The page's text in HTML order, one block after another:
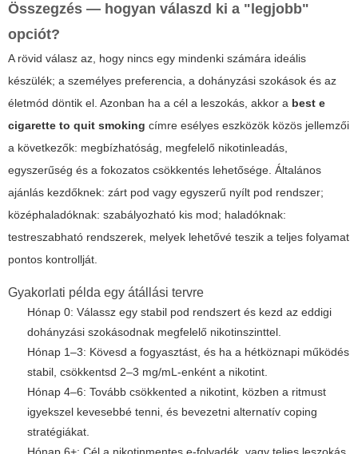
Összegzés — hogyan válaszd ki a "legjobb"
opciót?
A rövid válasz az, hogy nincs egy mindenki számára ideális
készülék; a személyes preferencia, a dohányzási szokások és az
életmód döntik el. Azonban ha a cél a leszokás, akkor a best e
cigarette to quit smoking címre esélyes eszközök közös jellemzői
a következők: megbízhatóság, megfelelő nikotinleadás,
egyszerűség és a fokozatos csökkentés lehetősége. Általános
ajánlás kezdőknek: zárt pod vagy egyszerű nyílt pod rendszer;
középhaladóknak: szabályozható kis mod; haladóknak:
testreszabható rendszerek, melyek lehetővé teszik a teljes folyamat
pontos kontrollját.
Gyakorlati példa egy átállási tervre
Hónap 0: Válassz egy stabil pod rendszert és kezd az eddigi
dohányzási szokásodnak megfelelő nikotinszinttel.
Hónap 1–3: Kövesd a fogyasztást, és ha a hétköznapi működés
stabil, csökkentsd 2–3 mg/mL-enként a nikotint.
Hónap 4–6: Tovább csökkented a nikotint, közben a ritmust
igyekszel kevesebbé tenni, és bevezetni alternatív coping
stratégiákat.